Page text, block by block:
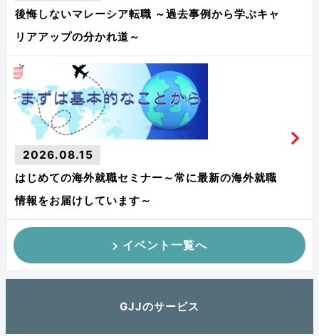
後悔しないマレーシア転職 ～過去事例から学ぶキャ
リアアップの分かれ道～
2026.08.15
はじめての海外就職セミナー～常に最新の海外就職
情報をお届けしています～
イベント一覧へ
GJJのサービス